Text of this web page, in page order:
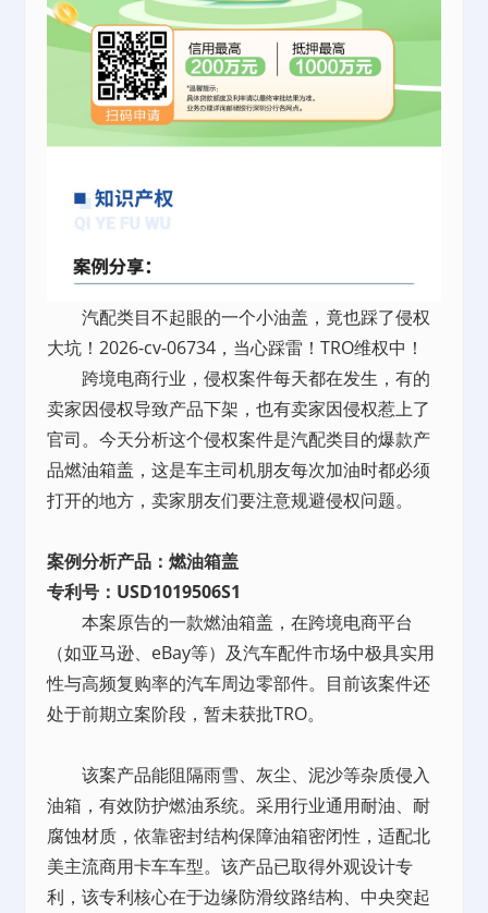
汽配类目不起眼的一个小油盖，竟也踩了侵权
大坑！2026-cv-06734，当心踩雷！TRO维权中！
跨境电商行业，侵权案件每天都在发生，有的
卖家因侵权导致产品下架，也有卖家因侵权惹上了
官司。今天分析这个侵权案件是汽配类目的爆款产
品燃油箱盖，这是车主司机朋友每次加油时都必须
打开的地方，卖家朋友们要注意规避侵权问题。
案例分析产品：燃油箱盖
专利号：USD1019506S1
本案原告的一款燃油箱盖，在跨境电商平台
（如亚马逊、eBay等）及汽车配件市场中极具实用
性与高频复购率的汽车周边零部件。目前该案件还
处于前期立案阶段，暂未获批TRO。
该案产品能阻隔雨雪、灰尘、泥沙等杂质侵入
油箱，有效防护燃油系统。采用行业通用耐油、耐
腐蚀材质，依靠密封结构保障油箱密闭性，适配北
美主流商用卡车车型。该产品已取得外观设计专
利，该专利核心在于边缘防滑纹路结构、中央突起